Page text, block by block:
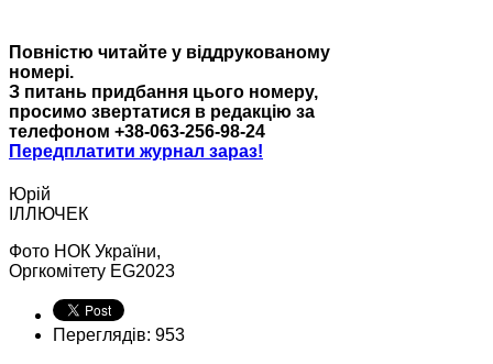
Повністю читайте у віддрукованому
номері.
З питань придбання цього номеру,
просимо звертатися в редакцію за
телефоном +38-063-256-98-24
Передплатити журнал зараз!
Юрій
ІЛЛЮЧЕК
Фото НОК України,
Оргкомітету EG2023
Переглядів: 953